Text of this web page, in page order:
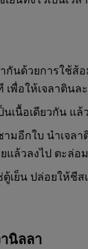
กันด้วยการใช้ส้
เพื่อให้เจลาตินล
เนื้อเดียวกัน แ
มอีกใบ นำเจล
ล้วลงไป ตะล่อ
เย็น ปล่อยให้ชี
นิลลา